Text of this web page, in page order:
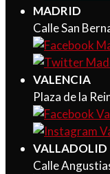
MADRID
Calle San
VALENCIA
Plaza de la
VALLADOLID
Calle